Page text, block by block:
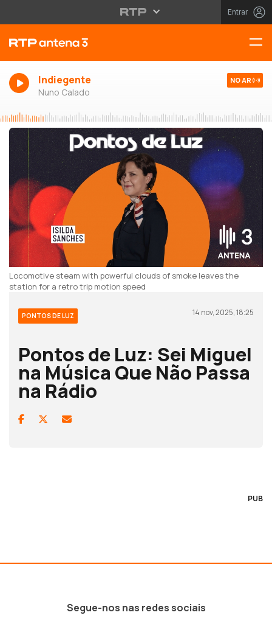
Entrar
Indiegente
Nuno Calado
NO AR
Locomotive steam with powerful clouds of smoke leaves the
station for a retro trip motion speed
PONTOS DE LUZ 14 nov, 2025, 18:25
Pontos de Luz: Sei Miguel
na Música Que Não Passa
na Rádio
PUB
Segue-nos nas redes sociais